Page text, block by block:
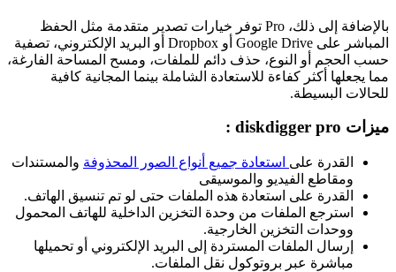
بالإضافة إلى ذلك، Pro توفر خيارات تصدير متقدمة مثل الحفظ
المباشر على Google Drive أو Dropbox أو البريد الإلكتروني، تصفية
حسب الحجم أو النوع، حذف دائم للملفات، ومسح المساحة الفارغة،
مما يجعلها أكثر كفاءة للاستعادة الشاملة بينما المجانية كافية
للحالات البسيطة.
ميزات diskdigger pro :
القدرة على استعادة جميع أنواع الصور المحذوفة والمستندات
ومقاطع الفيديو والموسيقى
القدرة على استعادة هذه الملفات حتى لو تم تنسيق الهاتف.
استرجع الملفات من وحدة التخزين الداخلية للهاتف المحمول
ووحدات التخزين الخارجية.
إرسال الملفات المستردة إلى البريد الإلكتروني أو تحميلها
مباشرة عبر بروتوكول نقل الملفات.